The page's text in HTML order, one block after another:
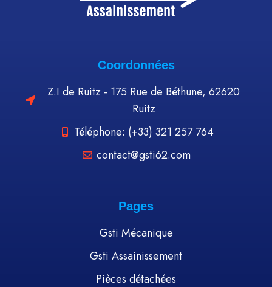
Coordonnées
Z.I de Ruitz - 175 Rue de Béthune, 62620
Ruitz
Téléphone: (+33) 321 257 764
contact@gsti62.com
Pages
Gsti Mécanique
Gsti Assainissement
Pièces détachées